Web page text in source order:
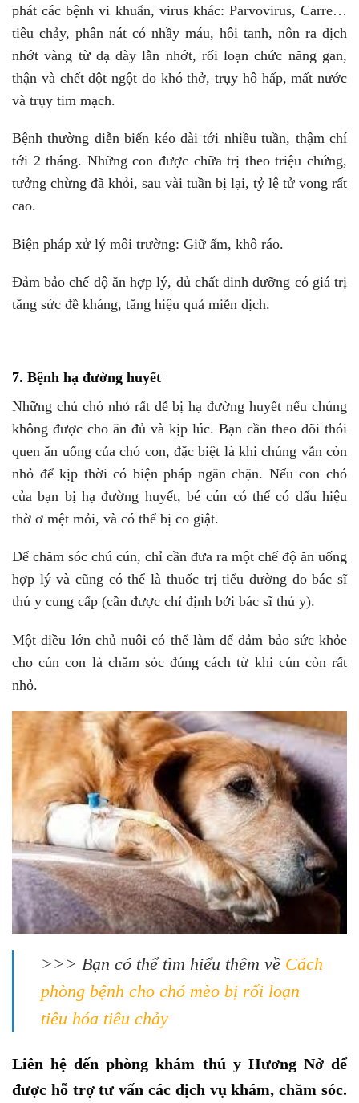
phát các bệnh vi khuẩn, virus khác: Parvovirus, Carre…
tiêu chảy, phân nát có nhầy máu, hôi tanh, nôn ra dịch
nhớt vàng từ dạ dày lẫn nhớt, rối loạn chức năng gan,
thận và chết đột ngột do khó thở, trụy hô hấp, mất nước
và trụy tim mạch.
Bệnh thường diễn biến kéo dài tới nhiều tuần, thậm chí
tới 2 tháng. Những con được chữa trị theo triệu chứng,
tưởng chừng đã khỏi, sau vài tuần bị lại, tỷ lệ tử vong rất
cao.
Biện pháp xử lý môi trường: Giữ ấm, khô ráo.
Đảm bảo chế độ ăn hợp lý, đủ chất dinh dưỡng có giá trị
tăng sức đề kháng, tăng hiệu quả miễn dịch.
7. Bệnh hạ đường huyết
Những chú chó nhỏ rất dễ bị hạ đường huyết nếu chúng
không được cho ăn đủ và kịp lúc. Bạn cần theo dõi thói
quen ăn uống của chó con, đặc biệt là khi chúng vẫn còn
nhỏ để kịp thời có biện pháp ngăn chặn. Nếu con chó
của bạn bị hạ đường huyết, bé cún có thể có dấu hiệu
thờ ơ mệt mỏi, và có thể bị co giật.
Để chăm sóc chú cún, chỉ cần đưa ra một chế độ ăn uống
hợp lý và cũng có thể là thuốc trị tiểu đường do bác sĩ
thú y cung cấp (cần được chỉ định bởi bác sĩ thú y).
Một điều lớn chủ nuôi có thể làm để đảm bảo sức khỏe
cho cún con là chăm sóc đúng cách từ khi cún còn rất
nhỏ.
>>> Bạn có thể tìm hiểu thêm về Cách
phòng bệnh cho chó mèo bị rối loạn
tiêu hóa tiêu chảy
Liên hệ đến phòng khám thú y Hương Nở để
được hỗ trợ tư vấn các dịch vụ khám, chăm sóc.